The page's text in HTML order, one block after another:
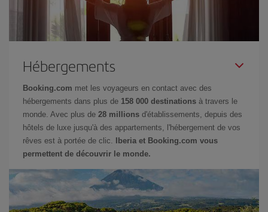
Hébergements
Booking.com met les voyageurs en contact avec des
hébergements dans plus de 158 000 destinations à travers le
monde. Avec plus de 28 millions d'établissements, depuis des
hôtels de luxe jusqu'à des appartements, l'hébergement de vos
rêves est à portée de clic.
Iberia et Booking.com vous
permettent de découvrir le monde.